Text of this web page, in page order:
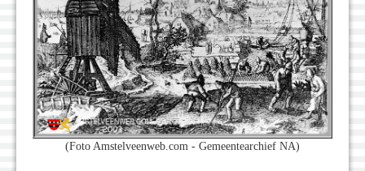
(Foto Amstelveenweb.com - Gemeentearchief NA)